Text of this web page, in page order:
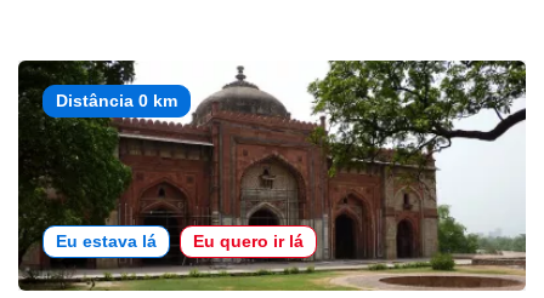
Distância 0 km
Eu estava lá Eu quero ir lá